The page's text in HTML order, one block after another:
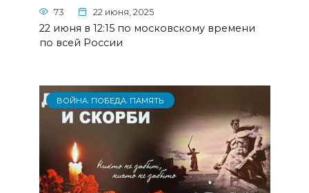
73 22 июня, 2025
22 июня в 12:15 по московскому времени
по всей России
ВОЙНА. ПОБЕДА. ПАМЯТЬ